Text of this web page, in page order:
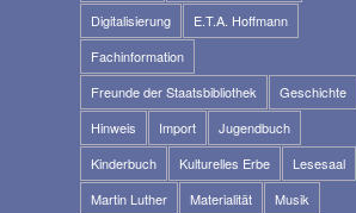
Digitalisierung
E.T.A. Hoffmann
Fachinformation
Freunde der Staatsbibliothek
Geschichte
Hinweis
Import
Jugendbuch
Kinderbuch
Kulturelles Erbe
Lesesaal
Martin Luther
Materialität
Musik